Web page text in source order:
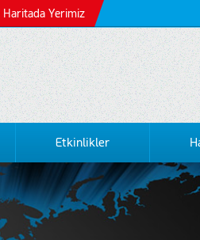
Haritada Yerimiz
Etkinlikler